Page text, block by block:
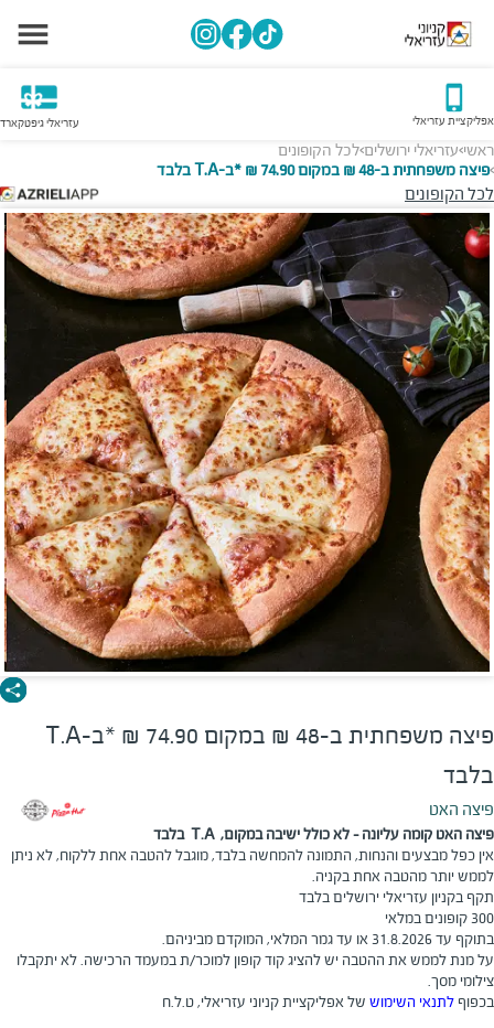
אפליקציית עזריאלי עזריאלי גיפטקארד
ראשי>עזריאלי ירושלים>לכל הקופונים
>פיצה משפחתית ב-48 ₪ במקום 74.90 ₪ *ב-T.A בלבד
לכל הקופונים
פיצה משפחתית ב-48 ₪ במקום 74.90 ₪ *ב-T.A
בלבד
פיצה האט
פיצה האט קומה עליונה - לא כולל ישיבה במקום, T.A בלבד
אין כפל מבצעים והנחות, התמונה להמחשה בלבד, מוגבל להטבה אחת ללקוח, לא ניתן
לממש יותר מהטבה אחת בקניה.
תקף בקניון עזריאלי ירושלים בלבד
300 קופונים במלאי
בתוקף עד 31.8.2026 או עד גמר המלאי, המוקדם מביניהם.
על מנת לממש את ההטבה יש להציג קוד קופון למוכר/ת במעמד הרכישה. לא יתקבלו
צילומי מסך.
בכפוף לתנאי השימוש של אפליקציית קניוני עזריאלי, ט.ל.ח